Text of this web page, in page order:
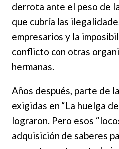
derrota ante el peso de
que cubría las
empresarios y la
conflicto con otras
hermanas.
Años después, parte de
exigidas en “La huelga
lograron. Pero esos
adquisición de saberes